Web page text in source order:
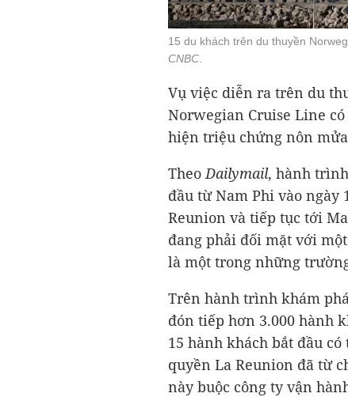
15 du khách trên du thuyền
CNBC
Vụ việc diễn ra trên du
Norwegian Cruise Line
hiện triệu chứng nôn
TheoDailymail, hành
đầu từ Nam Phi vào ngày
Reunion và tiếp tục tới
đang phải đối mặt với
là một trong những
Trên hành trình khám
đón tiếp hơn 3.000 hành
15 hành khách bắt đầu
quyền La Reunion đã từ
này buộc công ty vận